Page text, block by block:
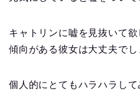
キャトリンに嘘を見抜いて
傾向がある彼女は大丈夫でし
個人的にとてもハラハラして